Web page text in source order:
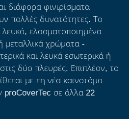
διάφορα φινιρίσματα
πολλές δυνατότητες. Το
λευκό, ελασματοποιημένα
χρώματα -
και λευκά εσωτερικά ή
δύο πλευρές. Επιπλέον, το
με τη νέα καινοτόμο
proCoverTec σε άλλα 22